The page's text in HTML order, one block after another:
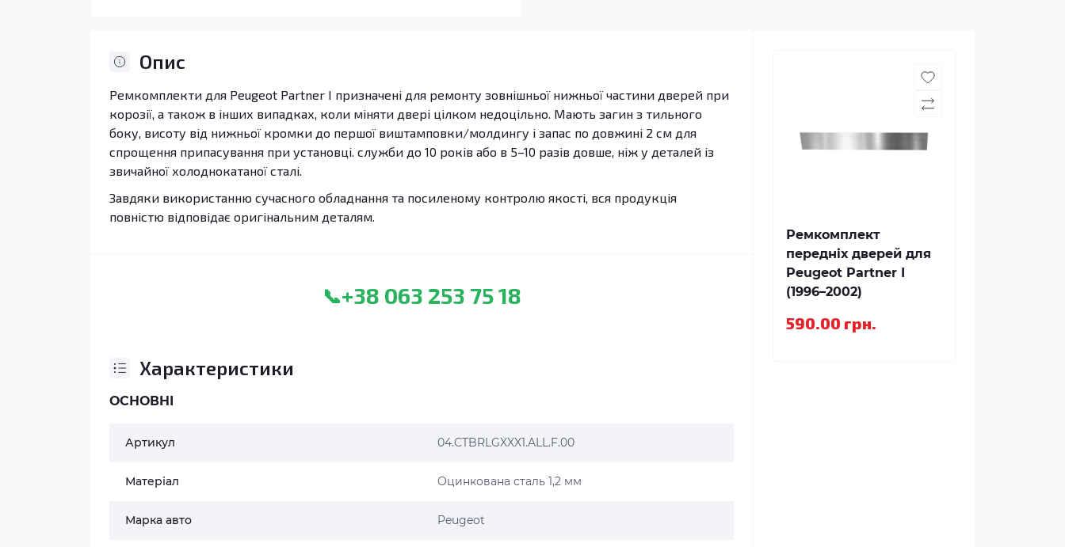
Опис
Ремкомплекти для Peugeot Partner I призначені для ремонту зовнішньої нижньої частини дверей при
корозії, а також в інших випадках, коли міняти двері цілком недоцільно. Мають загин з тильного
боку, висоту від нижньої кромки до першої виштамповки/молдингу і запас по довжині 2 см для
спрощення припасування при установці. служби до 10 років або в 5–10 разів довше, ніж у деталей із
звичайної холоднокатаної сталі.
Завдяки використанню сучасного обладнання та посиленому контролю якості, вся продукція
повністю відповідає оригінальним деталям.
📞+38 063 253 75 18
Характеристики
ОСНОВНІ
Артикул 04.CTBRLGXXX1.ALL.F.00
Матеріал Оцинкована сталь 1,2 мм
Марка авто Peugeot
Ремкомплект
передніх дверей для
Peugeot Partner I
(1996–2002)
590.00 грн.